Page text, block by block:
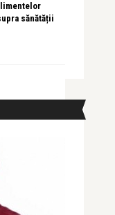
sănătății